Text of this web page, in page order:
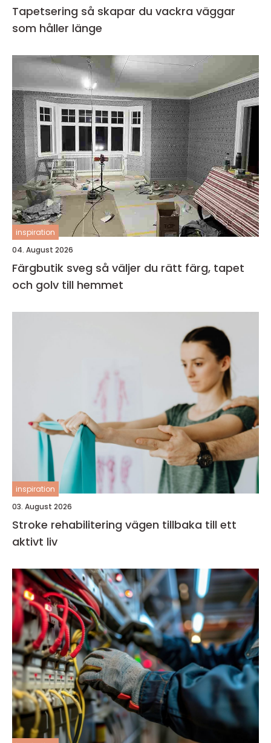
Tapetsering så skapar du vackra väggar
som håller länge
inspiration
04. August 2026
Färgbutik sveg så väljer du rätt färg, tapet
och golv till hemmet
inspiration
03. August 2026
Stroke rehabilitering vägen tillbaka till ett
aktivt liv